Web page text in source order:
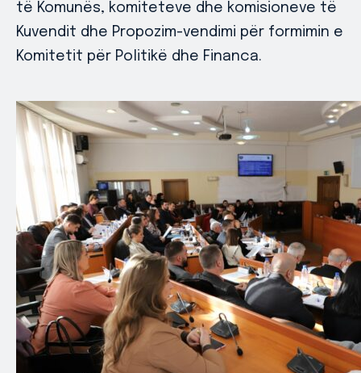
të Komunës, komiteteve dhe komisioneve të
Kuvendit dhe Propozim-vendimi për formimin e
Komitetit për Politikë dhe Financa.